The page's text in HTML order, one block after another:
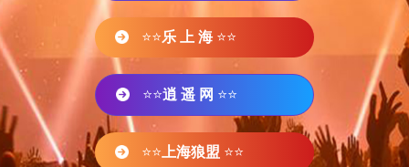
⭐⭐乐 上 海 ⭐⭐
⭐⭐逍 遥 网 ⭐⭐
⭐⭐ 上海狼盟 ⭐⭐